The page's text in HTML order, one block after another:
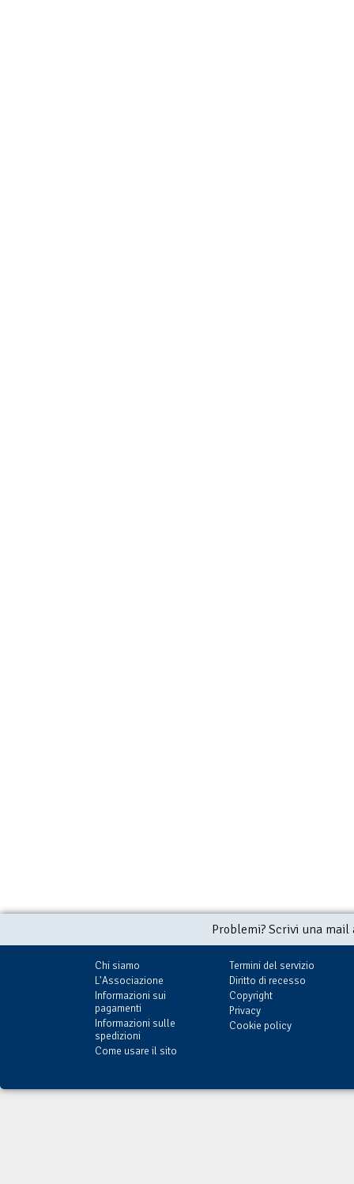
Problemi? Scrivi una
Chi siamo
L'Associazione
Informazioni sui
pagamenti
Informazioni sulle
spedizioni
Come usare il sito
Termini del servizio
Diritto di recesso
Copyright
Privacy
Cookie policy